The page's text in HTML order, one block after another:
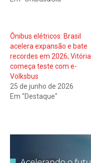
Ônibus elétricos: Brasil
acelera expansão e bate
recordes em 2026; Vitória
começa teste com e-
Volksbus
25 de junho de 2026
Em "Destaque"